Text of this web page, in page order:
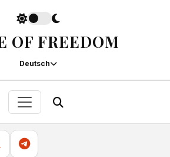
OF FREEDOM
Deutsch